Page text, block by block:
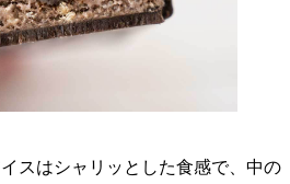
スはシャリッとした食感で、中の